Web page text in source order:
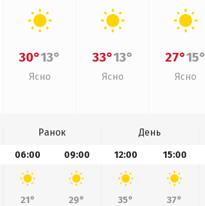
30°13°
Ясно
33°13°
Ясно
27°15°
Ясно
Ранок День
06:00 09:00 12:00 15:00
21° 29° 35° 37°